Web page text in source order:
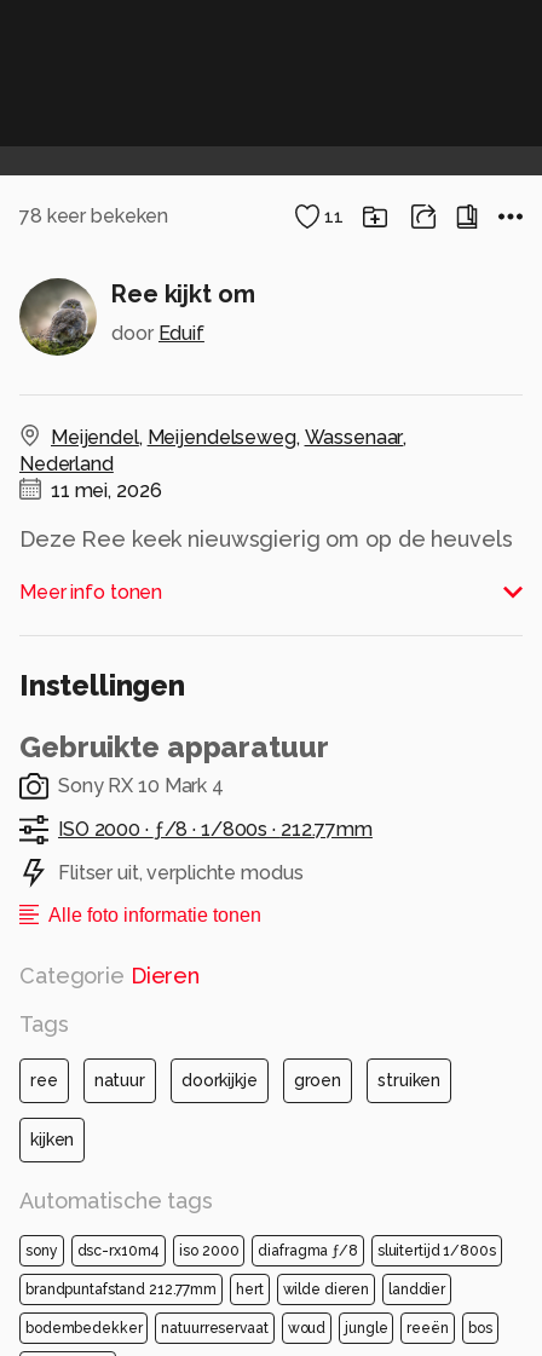
78 keer bekeken 11
Ree kijkt om
door Eduif
Meijendel, Meijendelseweg, Wassenaar,
Nederland
11 mei, 2026
Deze Ree keek nieuwsgierig om op de heuvels
Meer info tonen
Instellingen
Gebruikte apparatuur
Sony RX 10 Mark 4
ISO 2000 · ƒ/8 · 1/800s · 212.77mm
Flitser uit, verplichte modus
Alle foto informatie tonen
Categorie Dieren
Tags
ree natuur doorkijkje groen struiken
kijken
Automatische tags
sony dsc-rx10m4 iso 2000 diafragma ƒ/8 sluitertijd 1/800s
brandpuntafstand 212.77mm hert wilde dieren landdier
bodembedekker natuurreservaat woud jungle reeën bos